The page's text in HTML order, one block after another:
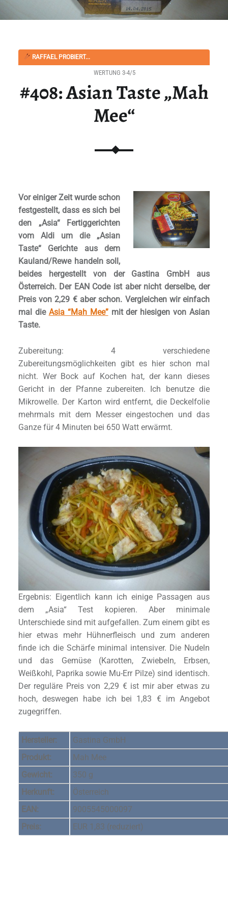
RAFFAEL PROBIERT...
#408: Asian Taste „Mah
Mee“
WERTUNG 3-4/5
Vor einiger Zeit wurde schon
festgestellt, dass es sich bei
den „Asia“ Fertiggerichten
vom Aldi um die „Asian
Taste“ Gerichte aus dem
Kauland/Rewe handeln soll,
beides hergestellt von der Gastina GmbH aus
Österreich. Der EAN Code ist aber nicht derselbe, der
Preis von 2,29 € aber schon. Vergleichen wir einfach
mal die Asia “Mah Mee” mit der hiesigen von Asian
Taste.
Zubereitung: 4 verschiedene
Zubereitungsmöglichkeiten gibt es hier schon mal
nicht. Wer Bock auf Kochen hat, der kann dieses
Gericht in der Pfanne zubereiten. Ich benutze die
Mikrowelle. Der Karton wird entfernt, die Deckelfolie
mehrmals mit dem Messer eingestochen und das
Ganze für 4 Minuten bei 650 Watt erwärmt.
Ergebnis: Eigentlich kann ich einige Passagen aus
dem „Asia“ Test kopieren. Aber minimale
Unterschiede sind mit aufgefallen. Zum einem gibt es
hier etwas mehr Hühnerfleisch und zum anderen
finde ich die Schärfe minimal intensiver. Die Nudeln
und das Gemüse (Karotten, Zwiebeln, Erbsen,
Weißkohl, Paprika sowie Mu-Err Pilze) sind identisch.
Der reguläre Preis von 2,29 € ist mir aber etwas zu
hoch, deswegen habe ich bei 1,83 € im Angebot
zugegriffen.
Hersteller:
Gastina GmbH
Produkt:
Mah Mee
Gewicht:
350 g
Herkunft:
Österreich
EAN:
9005545000097
Preis:
EUR 1,83 (reduziert)